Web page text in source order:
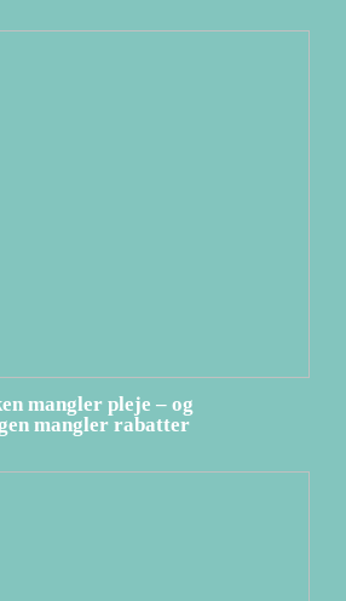
mangler pleje – og
mangler rabatter